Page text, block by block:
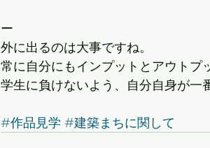
ー
外に出るのは大事ですね。
常に自分にもインプットとアウトプ
学生に負けないよう、自分自身が一
#作品見学 #建築まちに関して